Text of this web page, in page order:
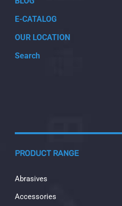
E-CATALOG
OUR LOCATION
Search
PRODUCT RANGE
Abrasives
Accessories